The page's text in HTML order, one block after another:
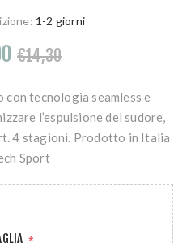
1-2 giorni
€14,30
tecnologia seamless e
l’espulsione del sudore,
4 stagioni. Prodotto in Italia
Sport